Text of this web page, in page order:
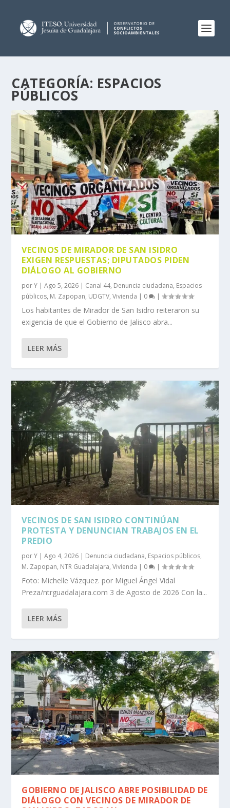
CATEGORÍA: ESPACIOS
PÚBLICOS
VECINOS DE MIRADOR DE SAN ISIDRO
EXIGEN RESPUESTAS; DIPUTADOS PIDEN
DIÁLOGO AL GOBIERNO
porY |Ago 5, 2026 | Canal 44, Denuncia ciudadana, Espacios
públicos, M. Zapopan, UDGTV,Vivienda | 0 |
Los habitantes de Mirador de San Isidro reiteraron su
exigencia de que el Gobierno de Jalisco abra...
LEER MÁS
VECINOS DE SAN ISIDRO CONTINÚAN
PROTESTA Y DENUNCIAN TRABAJOS EN EL
PREDIO
porY |Ago 4, 2026 | Denuncia ciudadana, Espacios públicos,
M. Zapopan, NTR Guadalajara,Vivienda | 0 |
Foto: Michelle Vázquez. por Miguel Ángel Vidal
Preza/ntrguadalajara.com 3 de Agosto de 2026 Con la...
LEER MÁS
GOBIERNO DE JALISCO ABRE POSIBILIDAD DE
DIÁLOGO CON VECINOS DE MIRADOR DE